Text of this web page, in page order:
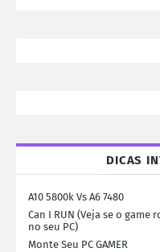
DICAS
A10 5800k Vs A6 7480
Can I RUN (Veja se o game
no seu PC)
Monte Seu PC GAMER